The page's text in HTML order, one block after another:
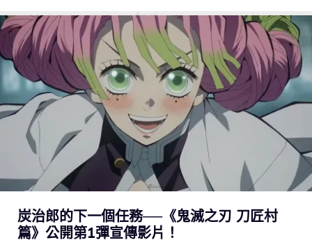
炭治郎的下一個任務──《鬼滅之刃 刀匠村
篇》公開第1彈宣傳影片！